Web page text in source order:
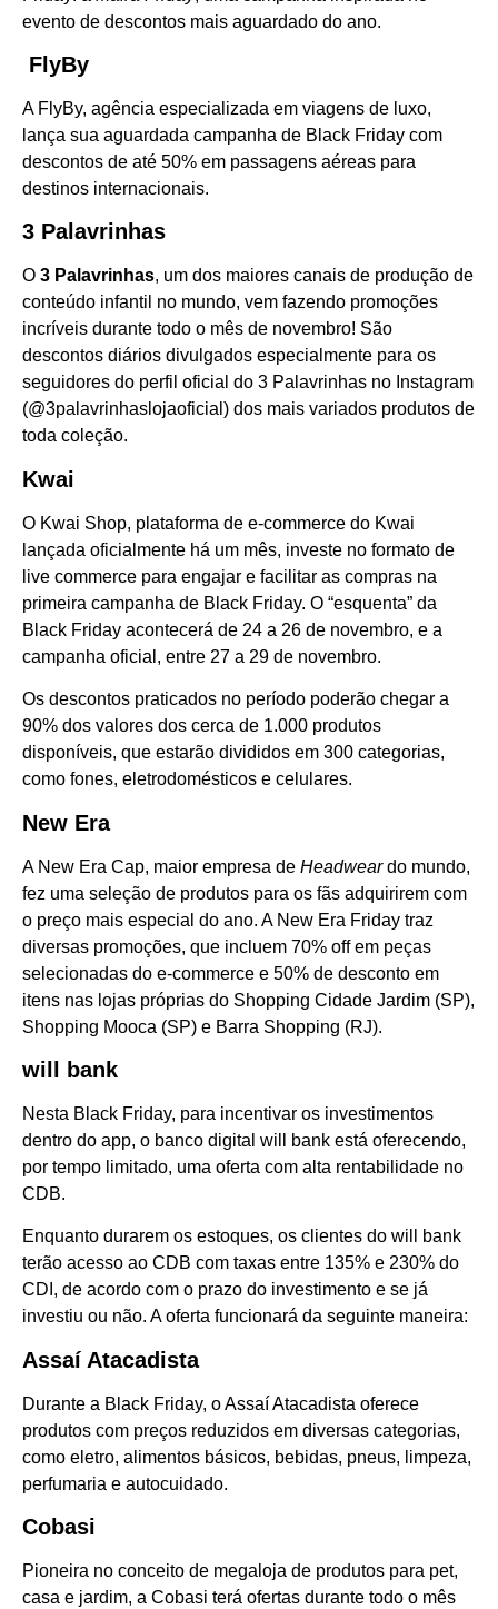
evento de descontos mais aguardado do ano.
FlyBy
A FlyBy, agência especializada em viagens de luxo,
lança sua aguardada campanha de Black Friday com
descontos de até 50% em passagens aéreas para
destinos internacionais.
3 Palavrinhas
O 3 Palavrinhas, um dos maiores canais de produção de
conteúdo infantil no mundo, vem fazendo promoções
incríveis durante todo o mês de novembro! São
descontos diários divulgados especialmente para os
seguidores do perfil oficial do 3 Palavrinhas no Instagram
(@3palavrinhaslojaoficial) dos mais variados produtos de
toda coleção.
Kwai
O Kwai Shop, plataforma de e-commerce do Kwai
lançada oficialmente há um mês, investe no formato de
live commerce para engajar e facilitar as compras na
primeira campanha de Black Friday. O “esquenta” da
Black Friday acontecerá de 24 a 26 de novembro, e a
campanha oficial, entre 27 a 29 de novembro.
Os descontos praticados no período poderão chegar a
90% dos valores dos cerca de 1.000 produtos
disponíveis, que estarão divididos em 300 categorias,
como fones, eletrodomésticos e celulares.
New Era
A New Era Cap, maior empresa de Headweardo mundo,
fez uma seleção de produtos para os fãs adquirirem com
o preço mais especial do ano. A New Era Friday traz
diversas promoções, que incluem 70% off em peças
selecionadas do e-commerce e 50% de desconto em
itens nas lojas próprias do Shopping Cidade Jardim (SP),
Shopping Mooca (SP) e Barra Shopping (RJ).
will bank
Nesta Black Friday, para incentivar os investimentos
dentro do app, o banco digital will bank está oferecendo,
por tempo limitado, uma oferta com alta rentabilidade no
CDB.
Enquanto durarem os estoques, os clientes do will bank
terão acesso ao CDB com taxas entre 135% e 230% do
CDI, de acordo com o prazo do investimento e se já
investiu ou não. A oferta funcionará da seguinte maneira:
Assaí Atacadista
Durante a Black Friday, o Assaí Atacadista oferece
produtos com preços reduzidos em diversas categorias,
como eletro, alimentos básicos, bebidas, pneus, limpeza,
perfumaria e autocuidado.
Cobasi
Pioneira no conceito de megaloja de produtos para pet,
casa e jardim, a Cobasi terá ofertas durante todo o mês